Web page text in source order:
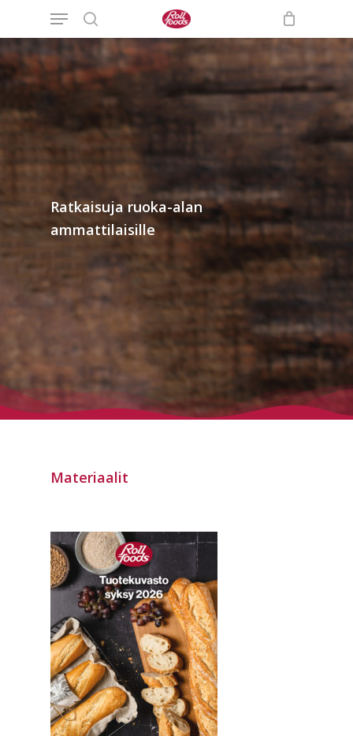
main
content
search
Menu
Ratkaisuja ruoka-alan
ammattilaisille
Materiaalit